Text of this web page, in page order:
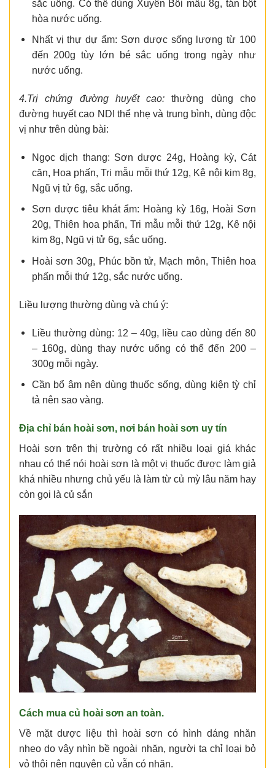
sắc uống. Có thể dùng Xuyên Bối mẫu 8g, tán bột
hòa nước uống.
Nhất vị thự dự ẩm: Sơn dược sống lượng từ 100
đến 200g tùy lớn bé sắc uống trong ngày như
nước uống.
4.Trị chứng đường huyết cao:thường dùng cho
đường huyết cao NDI thể nhẹ và trung bình, dùng độc
vị như trên dùng bài:
Ngọc dịch thang: Sơn dược 24g, Hoàng kỳ, Cát
căn, Hoa phấn, Tri mẫu mỗi thứ 12g, Kê nội kim 8g,
Ngũ vị tử 6g, sắc uống.
Sơn dược tiêu khát ẩm: Hoàng kỳ 16g, Hoài Sơn
20g, Thiên hoa phấn, Tri mẫu mỗi thứ 12g, Kê nội
kim 8g, Ngũ vị tử 6g, sắc uống.
Hoài sơn 30g, Phúc bồn tử, Mạch môn, Thiên hoa
phấn mỗi thứ 12g, sắc nước uống.
Liều lượng thường dùng và chú ý:
Liều thường dùng: 12 – 40g, liều cao dùng đến 80
– 160g, dùng thay nước uống có thể đến 200 –
300g mỗi ngày.
Cần bổ âm nên dùng thuốc sống, dùng kiện tỳ chỉ
tả nên sao vàng.
Địa chỉ bán hoài sơn, nơi bán hoài sơn uy tín
Hoài sơn trên thị trường có rất nhiều loại giá khác
nhau có thể nói hoài sơn là một vị thuốc được làm giả
khá nhiều nhưng chủ yếu là làm từ củ mỳ lâu năm hay
còn gọi là củ sắn
Cách mua củ hoài sơn an toàn.
Về mặt dược liệu thì hoài sơn có hình dáng nhăn
nheo do vậy nhìn bề ngoài nhăn, người ta chỉ loại bỏ
vỏ thôi nên nguyên củ vẫn có nhăn.